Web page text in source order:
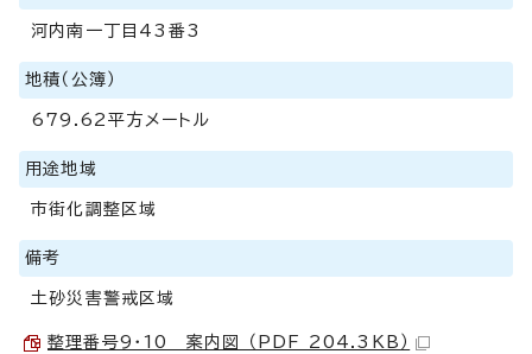
河内南一丁目43番3
地積（公簿）
679.62平方メートル
用途地域
市街化調整区域
備考
土砂災害警戒区域
整理番号9・10 案内図 （PDF 204.3KB）